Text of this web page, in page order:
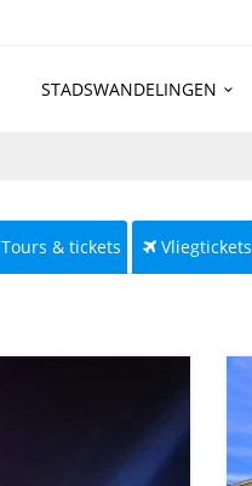
STADSWANDELINGEN
Tours & tickets Vliegtickets